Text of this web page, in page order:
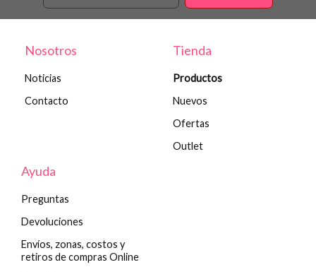
Nosotros
Noticias
Contacto
Tienda
Productos
Nuevos
Ofertas
Outlet
Ayuda
Preguntas
Devoluciones
Envíos, zonas, costos y
retiros de compras Online